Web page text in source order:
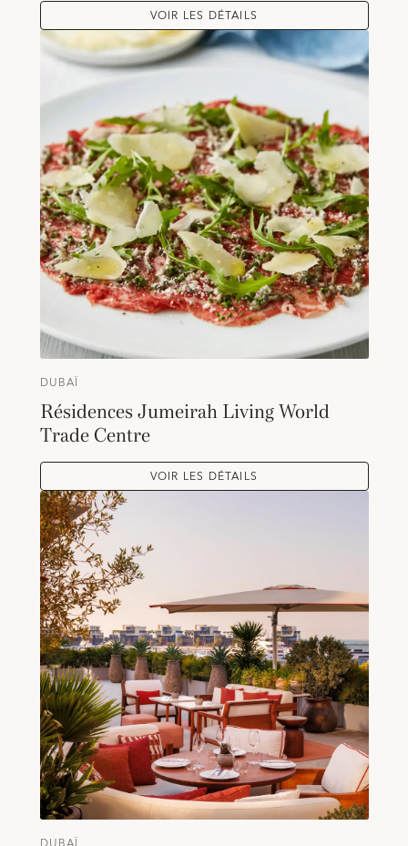
VOIR LES DÉTAILS
DUBAÏ
Résidences Jumeirah Living World
Trade Centre
VOIR LES DÉTAILS